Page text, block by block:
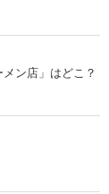
ン店」はどこ？